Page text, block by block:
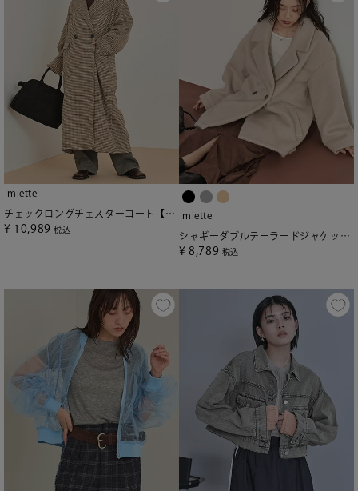
miette
チェックロングチェスターコート【miette ミエット】
¥ 10,989 税込
miette
シャギーダブルテーラードジャケット【miette ミエット】
¥ 8,789 税込